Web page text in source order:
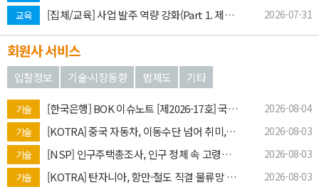
교육 [집체/교육] 사업 발주 역량 강화(Part 1. 제안요청서 작성 요령-1회차) (2일, 13h) 2026-07-31
회원사 서비스
입찰정보 기술·시장동향 법제도 기타
기술 [한국은행] BOK 이슈노트 [제2026-17호] 국내 녹색채권 발행여건 점검 및 정책적 시사점 2026-08-04
기술 [KOTRA] 중국 자동차, 이동수단 넘어 취미,문화 소비로 진화 2026-08-03
기술 [NSP] 인구주택총조사, 인구 정체 속 고령화와 1인가구 확대 2026-08-03
기술 [KOTRA] 탄자니아, 항만-철도 직결 물류망 구축으로 동아프리카 물류 허브 경쟁력 강화 2026-08-03